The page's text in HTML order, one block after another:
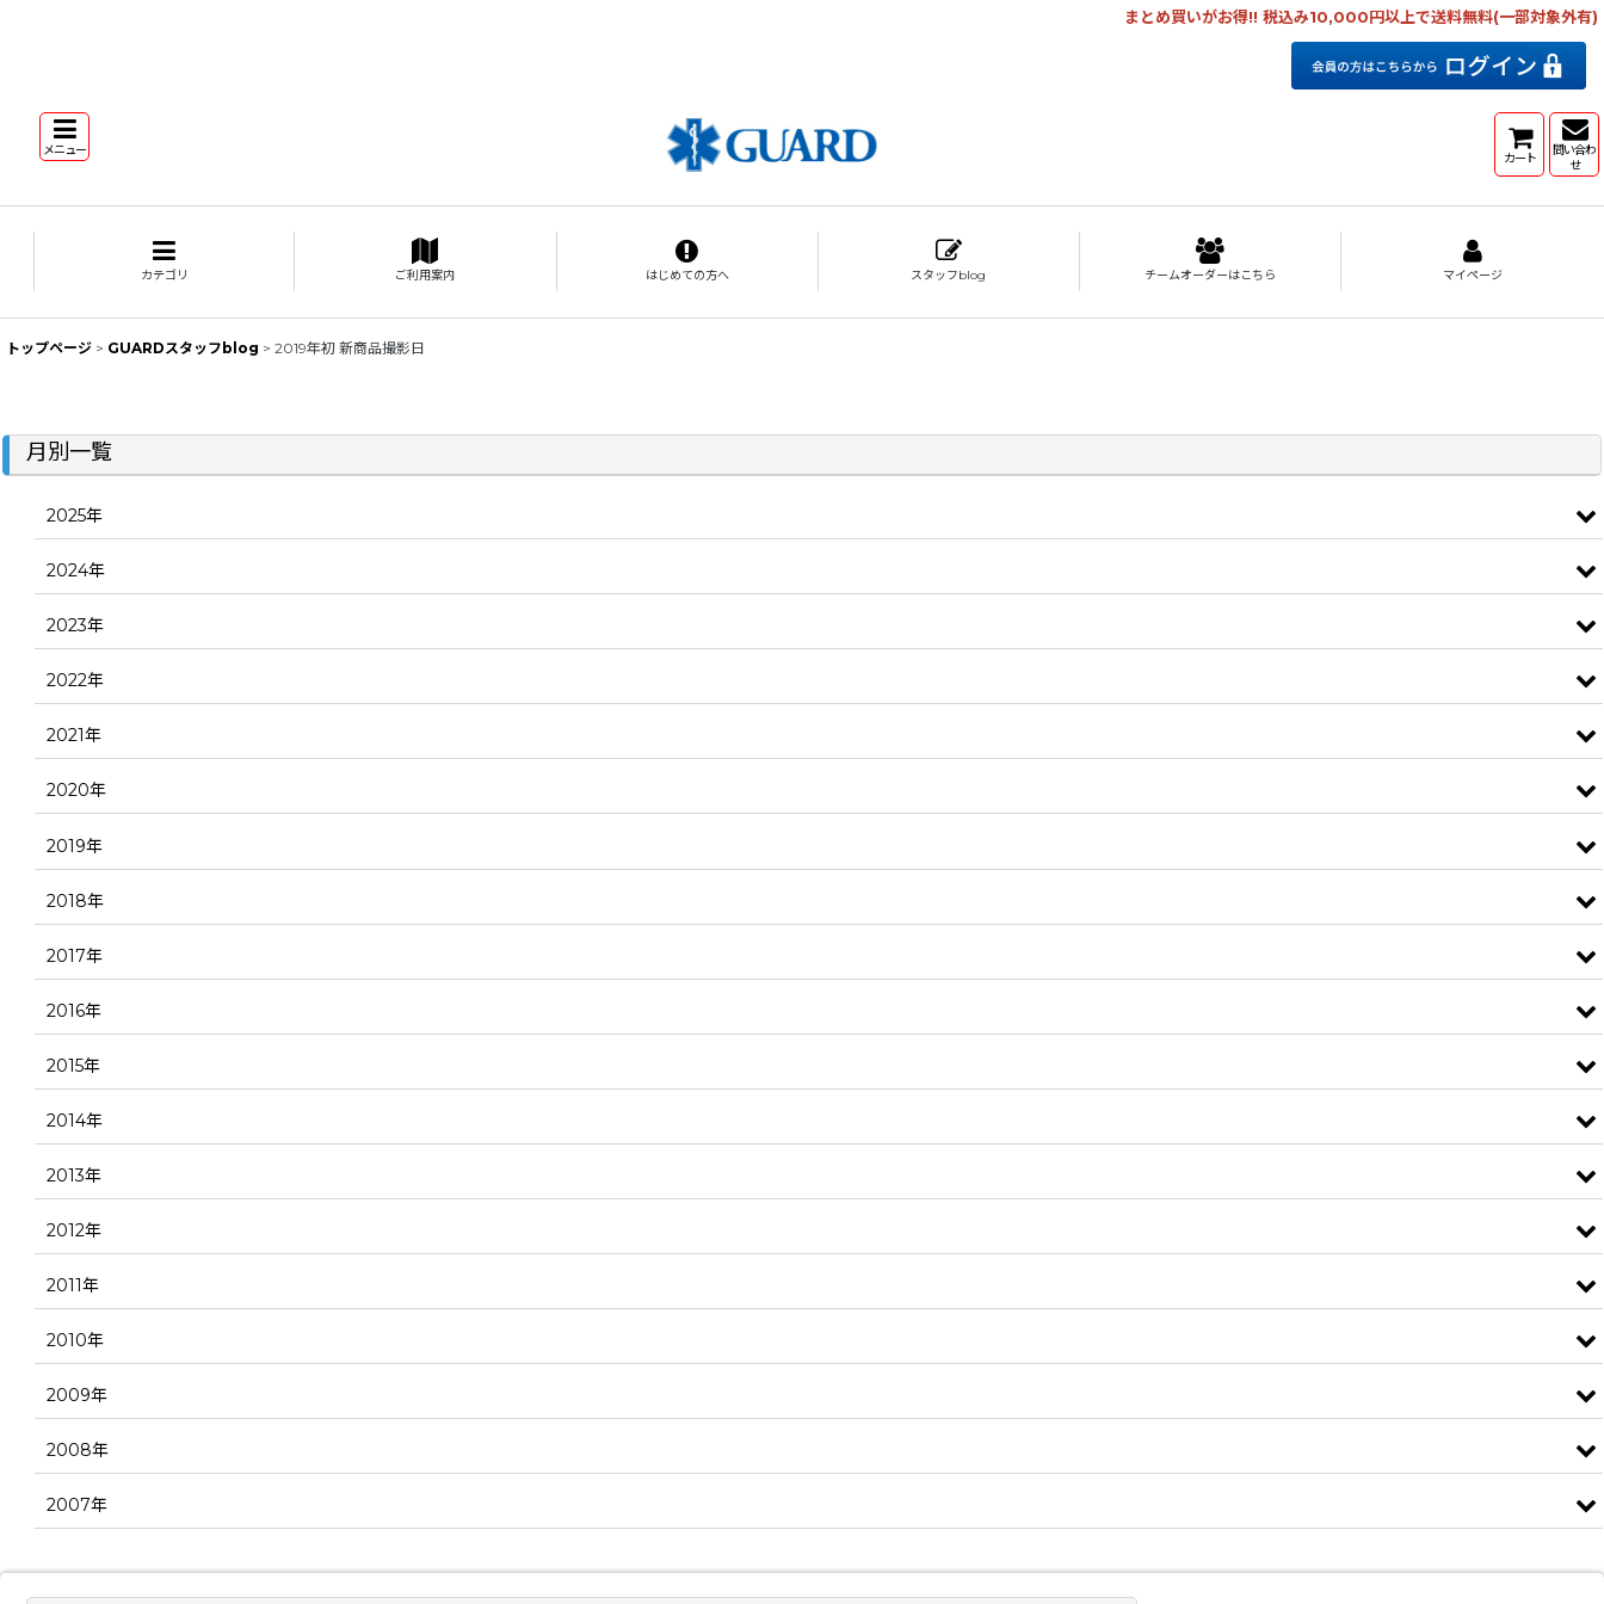
まとめ買いがお得!! 税込み10,000円以上で送料無料(一部対象外有)
メニュー カート
問い合わ
せ
カテゴリ ご利用案内 はじめての方へ スタッフblog チームオーダーはこちら マイページ
トップページ > GUARDスタッフblog > 2019年初 新商品撮影日
月別一覧
2025年
2024年
2023年
2022年
2021年
2020年
2019年
2018年
2017年
2016年
2015年
2014年
2013年
2012年
2011年
2010年
2009年
2008年
2007年